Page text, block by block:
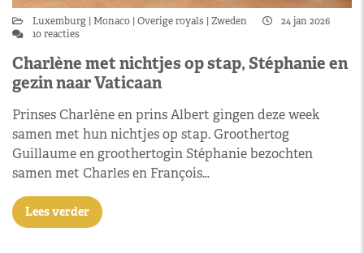
Luxemburg Monaco Overige royals Zweden
24 jan 2026
10 reacties
Charlène met nichtjes op stap, Stéphanie en
gezin naar Vaticaan
Prinses Charlène en prins Albert gingen deze week
samen met hun nichtjes op stap. Groothertog
Guillaume en groothertogin Stéphanie bezochten
samen met Charles en François…
Lees verder